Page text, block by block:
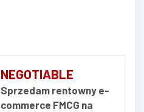
NEGOTIABLE
Sprzedam rentowny e-
commerce FMCG na